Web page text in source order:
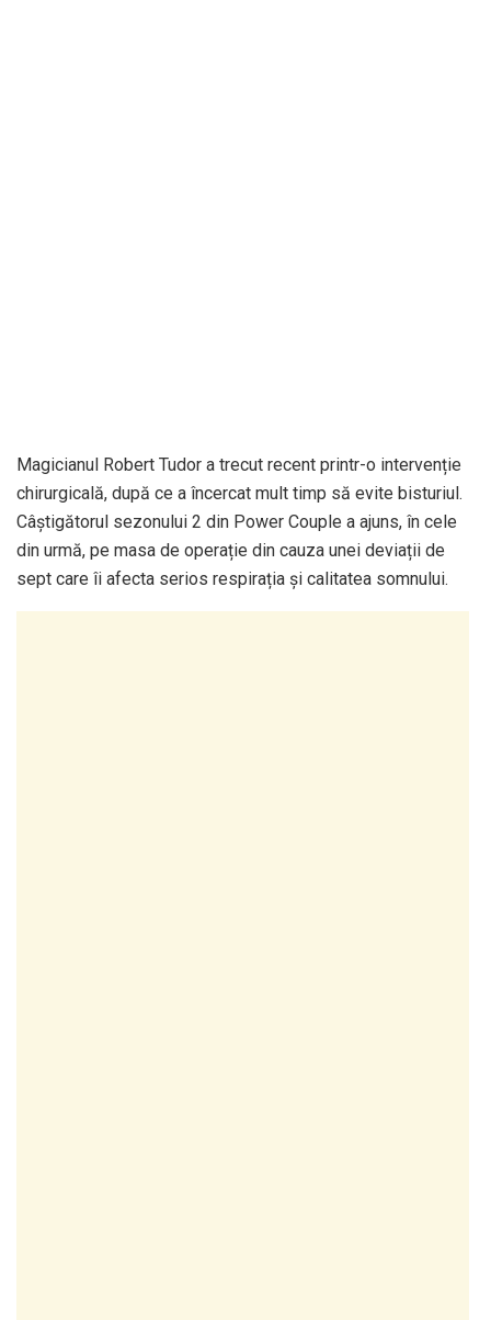
Magicianul Robert Tudor a trecut recent printr-o intervenție
chirurgicală, după ce a încercat mult timp să evite bisturiul.
Câștigătorul sezonului 2 din Power Couple a ajuns, în cele
din urmă, pe masa de operație din cauza unei deviații de
sept care îi afecta serios respirația și calitatea somnului.